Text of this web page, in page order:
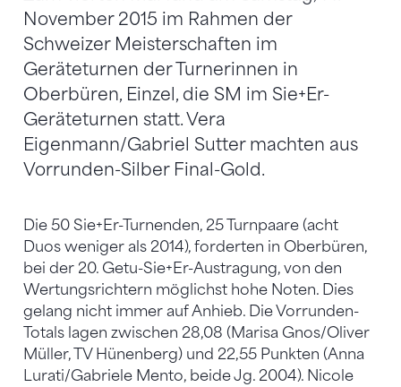
November 2015 im Rahmen der
Schweizer Meisterschaften im
Geräteturnen der Turnerinnen in
Oberbüren, Einzel, die SM im Sie+Er-
Geräteturnen statt. Vera
Eigenmann/Gabriel Sutter machten aus
Vorrunden-Silber Final-Gold.
Die 50 Sie+Er-Turnenden, 25 Turnpaare (acht
Duos weniger als 2014), forderten in Oberbüren,
bei der 20. Getu-Sie+Er-Austragung, von den
Wertungsrichtern möglichst hohe Noten. Dies
gelang nicht immer auf Anhieb. Die Vorrunden-
Totals lagen zwischen 28,08 (Marisa Gnos/Oliver
Müller, TV Hünenberg) und 22,55 Punkten (Anna
Lurati/Gabriele Mento, beide Jg. 2004). Nicole